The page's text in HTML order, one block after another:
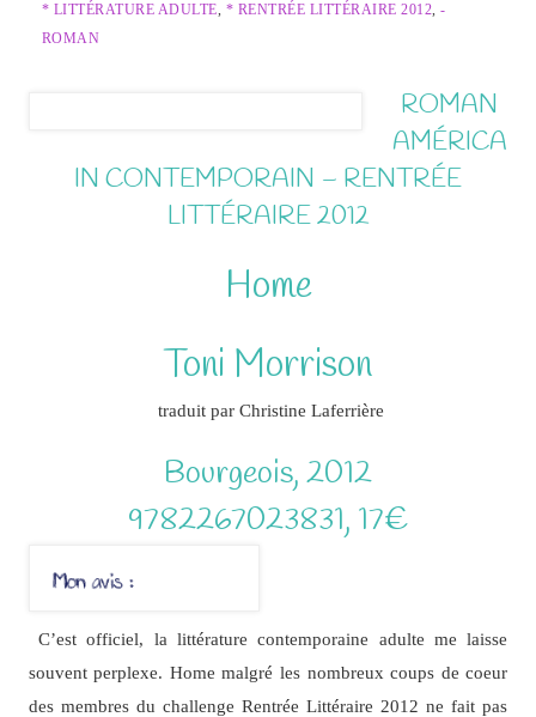
* LITTÉRATURE ADULTE, * RENTRÉE LITTÉRAIRE 2012,-
ROMAN
ROMAN
AMÉRICA
IN CONTEMPORAIN – RENTRÉE
LITTÉRAIRE 2012
Home
Toni Morrison
traduit par Christine Laferrière
Bourgeois, 2012
9782267023831, 17€
C’est officiel, la littérature contemporaine adulte me laisse
souvent perplexe. Home malgré les nombreux coups de coeur
des membres du challenge Rentrée Littéraire 2012 ne fait pas